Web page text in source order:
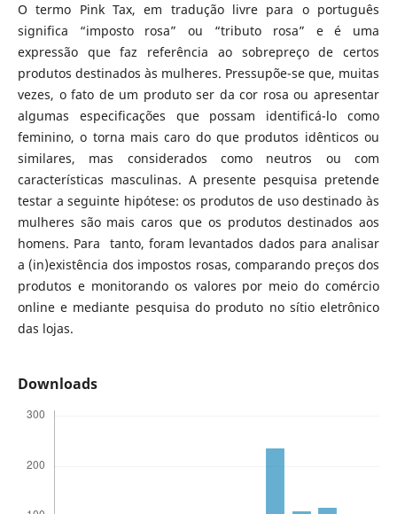
O termo Pink Tax, em tradução livre para o português
significa “imposto rosa” ou “tributo rosa” e é uma
expressão que faz referência ao sobrepreço de certos
produtos destinados às mulheres. Pressupõe-se que, muitas
vezes, o fato de um produto ser da cor rosa ou apresentar
algumas especificações que possam identificá-lo como
feminino, o torna mais caro do que produtos idênticos ou
similares, mas considerados como neutros ou com
características masculinas. A presente pesquisa pretende
testar a seguinte hipótese: os produtos de uso destinado às
mulheres são mais caros que os produtos destinados aos
homens. Para tanto, foram levantados dados para analisar
a (in)existência dos impostos rosas, comparando preços dos
produtos e monitorando os valores por meio do comércio
online e mediante pesquisa do produto no sítio eletrônico
das lojas.
Downloads